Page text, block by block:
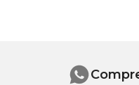
Extrato Etéreo (mín)